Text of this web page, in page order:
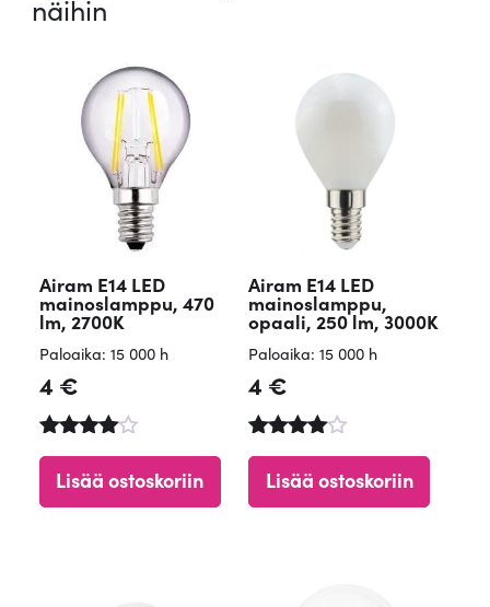
näihin
Airam E14 LED
mainoslamppu, 470
lm, 2700K
Paloaika: 15 000 h
4 €
tuotteesta
4.67
Lisää ostoskoriin
Airam E14 LED
mainoslamppu,
opaali, 250 lm, 3000K
Paloaika: 15 000 h
4 €
tuotteest
4.61
Lisää ostoskoriin